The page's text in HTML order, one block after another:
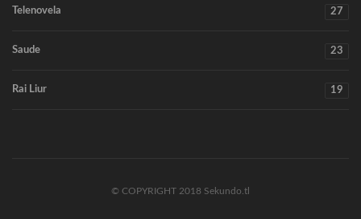
Telenovela 27
Saude 23
Rai Liur 19
© COPYRIGHT 2018 Sekundo.tl